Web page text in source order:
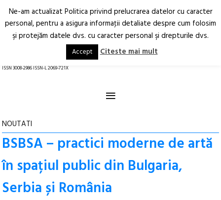
Arhitectură.
Oraș.
RO EN
ISSN 3008-2986 ISSN-L 2069-721X
≡
NOUTATI
BSBSA – practici moderne de artă
în spațiul public din Bulgaria,
Serbia și România
Ne-am actualizat Politica privind prelucrarea datelor cu caracter
personal, pentru a asigura informaţii detaliate despre cum folosim
şi protejăm datele dvs. cu caracter personal şi drepturile dvs.
Accept Citeste mai mult